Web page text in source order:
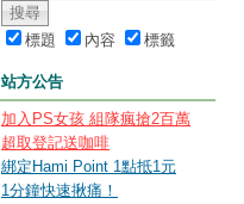
標題 內容 標籤
站方公告
加入PS女孩 組隊瘋搶2百萬
超取登記送咖啡
綁定Hami Point 1點抵1元
1分鐘快速揪痛！